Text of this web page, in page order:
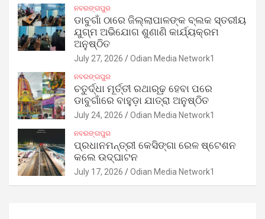
ନବରଙ୍ଗପୁର
ଡାବୁଗାଁ ଠାରେ ଜିଲ୍ଲାପାଳଙ୍କ ବ୍ଲକ ସ୍ତରୀୟ
ଯୁଗ୍ମ ଅଭିଯୋଗ ଶୁଣାଣି କାର୍ଯ୍ୟକ୍ରମ
ଅନୁଷ୍ଠିତ
July 27, 2026 Odian Media Network1
ନବରଙ୍ଗପୁର
ଚତୁର୍ଦ୍ଧା ମୂର୍ତ୍ତୀ ରଥାରୂଢ଼ ହେବା ପରେ
ଡାବୁଗାଁରେ ବାହୁଡ଼ା ଯାତ୍ରା ଅନୁଷ୍ଠିତ
July 24, 2026 Odian Media Network1
ନବରଙ୍ଗପୁର
ପ୍ରଧାନମନ୍ତ୍ରୀ କେସିଙ୍ଗା ରେଳ ଷ୍ଟେଶନ
କଲେ ଉଦ୍‌ଘାଟନ
July 17, 2026 Odian Media Network1